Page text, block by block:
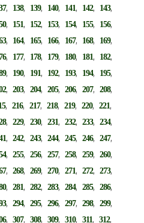
, 138, 139, 140, 141, 142, 143,
, 151, 152, 153, 154, 155, 156,
, 164, 165, 166, 167, 168, 169,
, 177, 178, 179, 180, 181, 182,
, 190, 191, 192, 193, 194, 195,
,203,204,205,206,207,208,
,216,217,218,219,220,221,
,229,230,231,232,233,234,
,242,243,244,245,246,247,
,255,256,257,258,259,260,
,268,269,270,271,272,273,
,281,282,283,284,285,286,
,294,295,296,297,298,299,
,307,308,309,310,311,312,